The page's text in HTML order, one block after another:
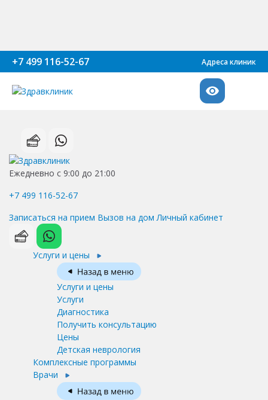
+7 499 116-52-67 Адреса клиник
Ежедневно с 9:00 до 21:00
+7 499 116-52-67
Записаться на прием Вызов на дом Личный кабинет
Услуги и цены
Услуги и цены
Услуги
Диагностика
Получить консультацию
Цены
Детская неврология
Комплексные программы
Врачи